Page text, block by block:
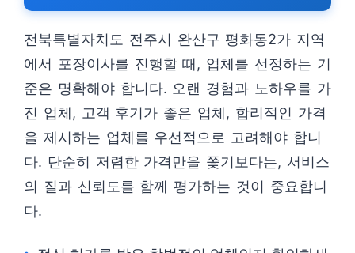
전북특별자치도 전주시 완산구 평화동2가 지역
에서 포장이사를 진행할 때, 업체를 선정하는 기
준은 명확해야 합니다. 오랜 경험과 노하우를 가
진 업체, 고객 후기가 좋은 업체, 합리적인 가격
을 제시하는 업체를 우선적으로 고려해야 합니
다. 단순히 저렴한 가격만을 쫓기보다는, 서비스
의 질과 신뢰도를 함께 평가하는 것이 중요합니
다.